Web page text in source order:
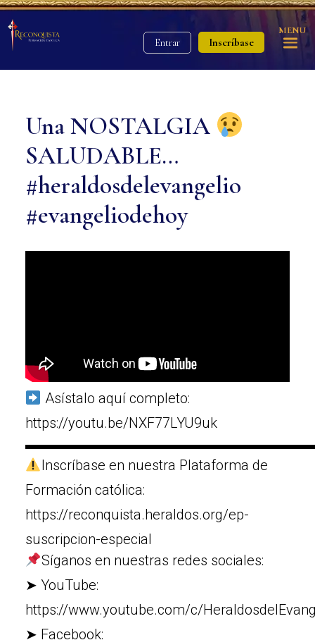
Entrar Inscríbase
MENU
Una NOSTALGIA
SALUDABLE…
#heraldosdelevangelio
#evangeliodehoy
Asístalo aquí completo:
https://youtu.be/NXF77LYU9uk
Inscríbase en nuestra Plataforma de
Formación católica:
https://reconquista.heraldos.org/ep-
suscripcion-especial
Síganos en nuestras redes sociales:
➤ YouTube:
https://www.youtube.com/c/
➤ Facebook: